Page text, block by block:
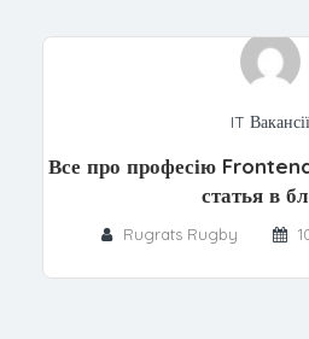
IT Вакансії
Все про професію
статья в
Rugrats Rugby